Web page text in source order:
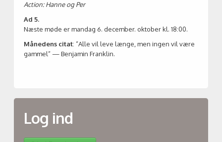
Action: Hanne og Per
Ad 5.
Næste møde er mandag 6. december. oktober kl. 18:00.
Månedens citat: ”Alle vil leve længe, men ingen vil være
gammel” — Benjamin Franklin.
Log ind